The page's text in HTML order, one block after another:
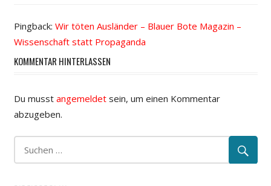
Pingback: Wir töten Ausländer – Blauer Bote Magazin –
Wissenschaft statt Propaganda
KOMMENTAR HINTERLASSEN
Du musst angemeldetsein, um einen Kommentar
abzugeben.